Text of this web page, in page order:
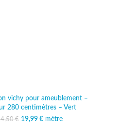
vichy pour ameublement –
280 centimètres – Vert
€
Le prix initial était :
19,99 € Le prix actuel est :
mètre